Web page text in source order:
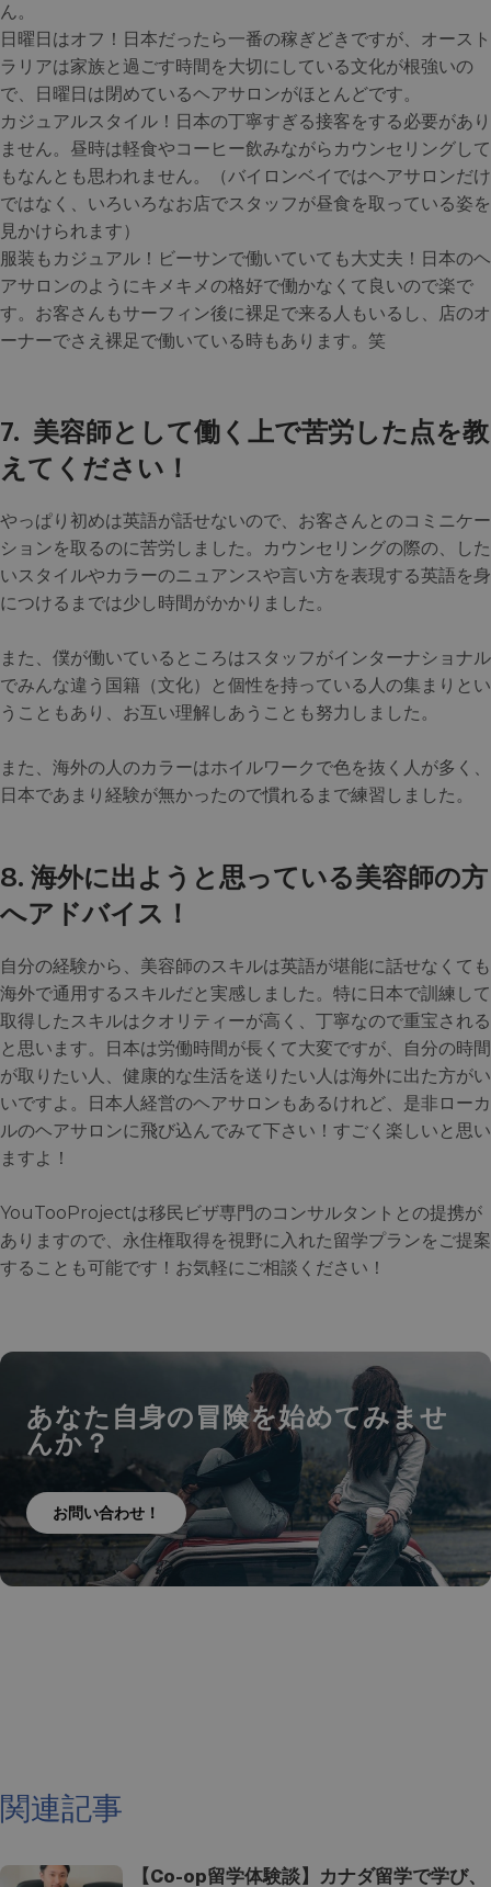
ん。
日曜日はオフ！日本だったら一番の稼ぎどきですが、オースト
ラリアは家族と過ごす時間を大切にしている文化が根強いの
で、日曜日は閉めているヘアサロンがほとんどです。
カジュアルスタイル！日本の丁寧すぎる接客をする必要があり
ません。昼時は軽食やコーヒー飲みながらカウンセリングして
もなんとも思われません。（バイロンベイではヘアサロンだけ
ではなく、いろいろなお店でスタッフが昼食を取っている姿を
見かけられます）
服装もカジュアル！ビーサンで働いていても大丈夫！日本のヘ
アサロンのようにキメキメの格好で働かなくて良いので楽で
す。お客さんもサーフィン後に裸足で来る人もいるし、店のオ
ーナーでさえ裸足で働いている時もあります。笑
7. 美容師として働く上で苦労した点を教
えてください！
やっぱり初めは英語が話せないので、お客さんとのコミニケー
ションを取るのに苦労しました。カウンセリングの際の、した
いスタイルやカラーのニュアンスや言い方を表現する英語を身
につけるまでは少し時間がかかりました。
また、僕が働いているところはスタッフがインターナショナル
でみんな違う国籍（文化）と個性を持っている人の集まりとい
うこともあり、お互い理解しあうことも努力しました。
また、海外の人のカラーはホイルワークで色を抜く人が多く、
日本であまり経験が無かったので慣れるまで練習しました。
8. 海外に出ようと思っている美容師の方
へアドバイス！
自分の経験から、美容師のスキルは英語が堪能に話せなくても
海外で通用するスキルだと実感しました。特に日本で訓練して
取得したスキルはクオリティーが高く、丁寧なので重宝される
と思います。日本は労働時間が長くて大変ですが、自分の時間
が取りたい人、健康的な生活を送りたい人は海外に出た方がい
いですよ。日本人経営のヘアサロンもあるけれど、是非ローカ
ルのヘアサロンに飛び込んでみて下さい！すごく楽しいと思い
ますよ！
YouTooProjectは移民ビザ専門のコンサルタントとの提携が
ありますので、永住権取得を視野に入れた留学プランをご提案
することも可能です！お気軽にご相談ください！
あなた自身の冒険を始めてみませ
んか？
お問い合わせ！
関連記事
【Co-op留学体験談】カナダ留学で学び、